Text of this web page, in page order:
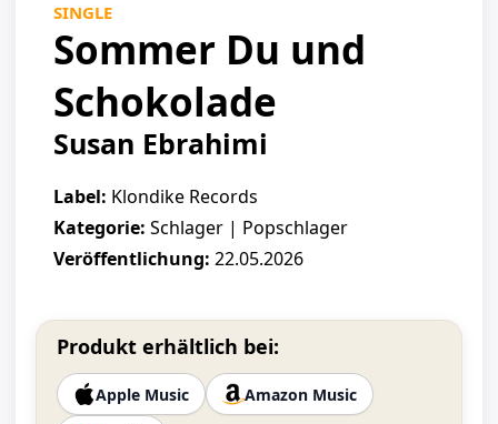
SINGLE
Sommer Du und
Schokolade
Susan Ebrahimi
Label: Klondike Records
Kategorie: Schlager | Popschlager
Veröffentlichung: 22.05.2026
Produkt erhältlich bei:
Apple Music
Amazon Music